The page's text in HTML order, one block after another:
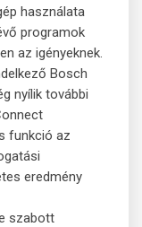
használata
programok
az igényeknek.
Bosch
nyílik további
funkció az
eredmény
szabott